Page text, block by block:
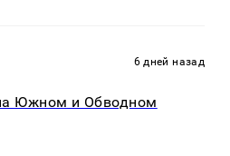
6 дней назад
Южном и Обводном